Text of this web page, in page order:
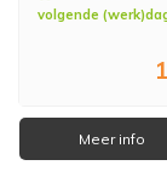
volgende
Meer info